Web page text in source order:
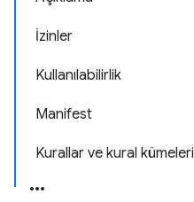
İzinler
Kullanılabilirlik
Manifest
Kurallar ve kural kümeleri